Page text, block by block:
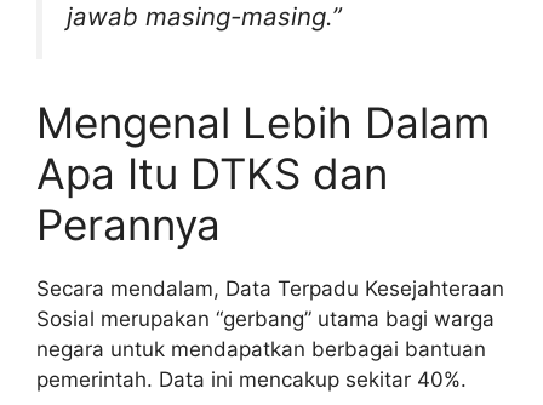
jawab masing-masing.”
Mengenal Lebih Dalam
Apa Itu DTKS dan
Perannya
Secara mendalam, Data Terpadu Kesejahteraan
Sosial merupakan “gerbang” utama bagi warga
negara untuk mendapatkan berbagai bantuan
pemerintah. Data ini mencakup sekitar 40%.